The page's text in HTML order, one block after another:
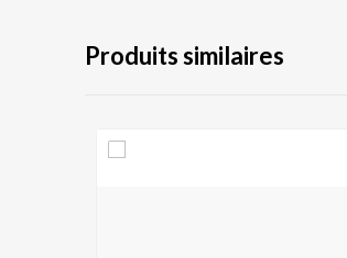
Produits similaires